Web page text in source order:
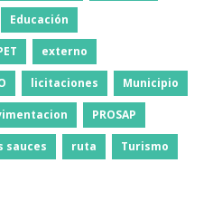
Educación
externo
licitaciones Municipio
PROSAP
sauces ruta Turismo